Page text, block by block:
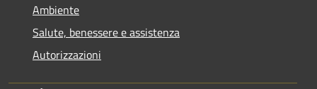
Ambiente
Salute, benessere e assistenza
Autorizzazioni